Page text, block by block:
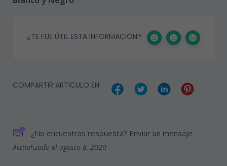
¿TE FUE ÚTIL ESTA INFORMACIÓN?
COMPARTIR ARTICULO EN:
¿No encuentras respuesta? Enviar un mensaje
Actualizado el agosto 8, 2020